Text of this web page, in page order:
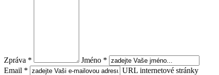
Zpráva *
Jméno *
Email *
URL internetové stránky